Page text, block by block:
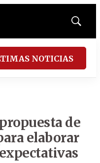
Mostrar
NOTICIAS
de
elaborar